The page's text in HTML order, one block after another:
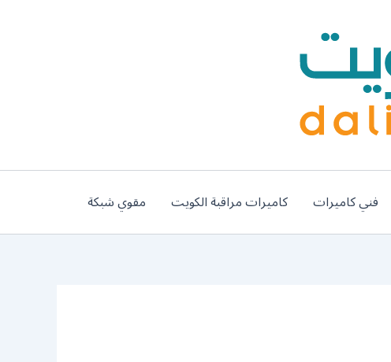
فني كاميرات كاميرات مراقبة الكويت مقوي شبكة